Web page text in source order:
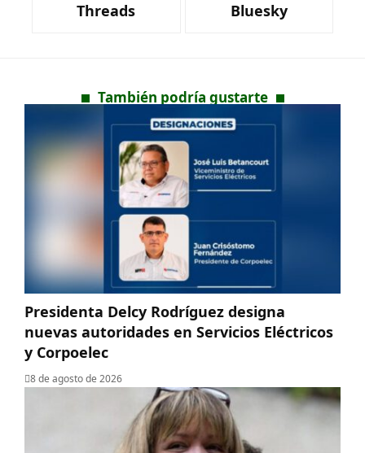
Threads Bluesky
También podría gustarte
Presidenta Delcy Rodríguez designa
nuevas autoridades en Servicios Eléctricos
y Corpoelec
8 de agosto de 2026